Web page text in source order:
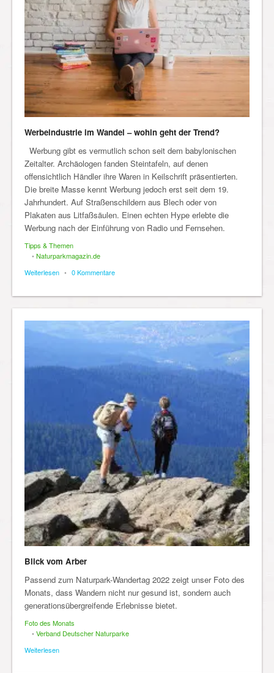
Werbeindustrie im Wandel – wohin geht der Trend?
Werbung gibt es vermutlich schon seit dem babylonischen
Zeitalter. Archäologen fanden Steintafeln, auf denen
offensichtlich Händler ihre Waren in Keilschrift präsentierten.
Die breite Masse kennt Werbung jedoch erst seit dem 19.
Jahrhundert. Auf Straßenschildern aus Blech oder von
Plakaten aus Litfaßsäulen. Einen echten Hype erlebte die
Werbung nach der Einführung von Radio und Fernsehen.
Tipps & Themen
• Naturparkmagazin.de
Weiterlesen • 0 Kommentare
Blick vom Arber
Passend zum Naturpark-Wandertag 2022 zeigt unser Foto des
Monats, dass Wandern nicht nur gesund ist, sondern auch
generationsübergreifende Erlebnisse bietet.
Foto des Monats
• Verband Deutscher Naturparke
Weiterlesen